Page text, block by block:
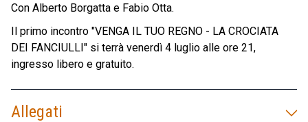
Con Alberto Borgatta e Fabio Otta.
Il primo incontro "VENGA IL TUO REGNO - LA CROCIATA
DEI FANCIULLI" si terrà venerdì 4 luglio alle ore 21,
ingresso libero e gratuito.
Allegati